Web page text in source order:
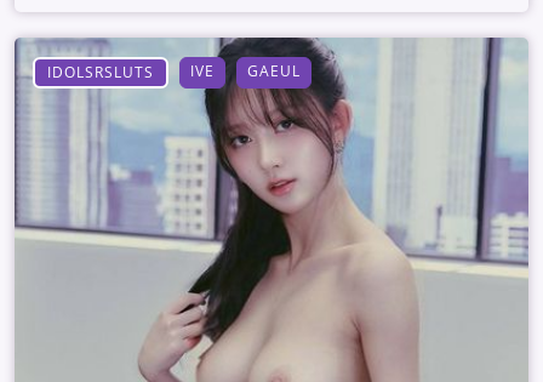
IDOLSRSLUTS IVE GAEUL